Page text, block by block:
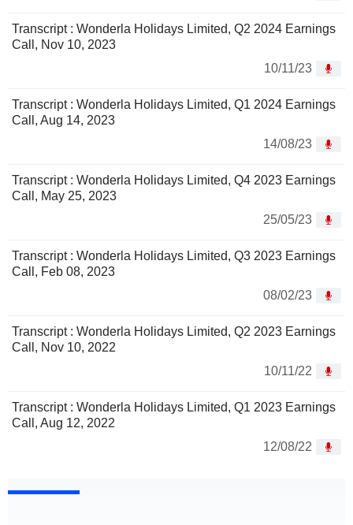
Transcript : Wonderla Holidays Limited, Q2 2024 Earnings
Call, Nov 10, 2023
10/11/23
Transcript : Wonderla Holidays Limited, Q1 2024 Earnings
Call, Aug 14, 2023
14/08/23
Transcript : Wonderla Holidays Limited, Q4 2023 Earnings
Call, May 25, 2023
25/05/23
Transcript : Wonderla Holidays Limited, Q3 2023 Earnings
Call, Feb 08, 2023
08/02/23
Transcript : Wonderla Holidays Limited, Q2 2023 Earnings
Call, Nov 10, 2022
10/11/22
Transcript : Wonderla Holidays Limited, Q1 2023 Earnings
Call, Aug 12, 2022
12/08/22